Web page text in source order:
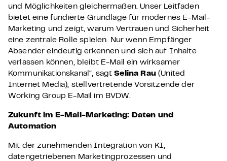
und Möglichkeiten gleichermaßen. Unser Leitfaden
bietet eine fundierte Grundlage für modernes E-Mail-
Marketing und zeigt, warum Vertrauen und Sicherheit
eine zentrale Rolle spielen. Nur wenn Empfänger
Absender eindeutig erkennen und sich auf Inhalte
verlassen können, bleibt E-Mail ein wirksamer
Kommunikationskanal“, sagtSelina Rau(United
Internet Media), stellvertretende Vorsitzende der
Working Group E-Mail im BVDW.
Zukunft im E-Mail-Marketing: Daten und
Automation
Mit der zunehmenden Integration von KI,
datengetriebenen Marketingprozessen und